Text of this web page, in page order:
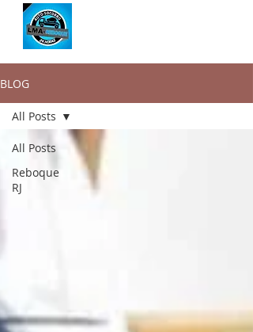
BLOG
All Posts
Reboque
RJ
All Posts